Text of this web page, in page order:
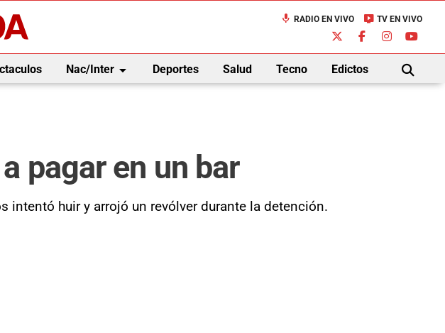
mic RADIO EN VIVO live_tv TV EN VIVO
Nac/Interarrow_drop_down Deportes Salud Tecno Edictos
BUSCAR
pagar en un bar
intentó huir y arrojó un revólver durante la detención.